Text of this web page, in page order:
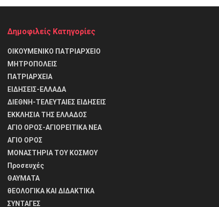
Δημοφιλείς Κατηγορίες
ΟΙΚΟΥΜΕΝΙΚΟ ΠΑΤΡΙΑΡΧΕΙΟ
ΜΗΤΡΟΠΟΛΕΙΣ
ΠΑΤΡΙΑΡΧΕΙΑ
ΕΙΔΗΣΕΙΣ-ΕΛΛΑΔΑ
ΔΙΕΘΝΗ-ΤΕΛΕΥΤΑΙΕΣ ΕΙΔΗΣΕΙΣ
ΕΚΚΛΗΣΙΑ ΤΗΣ ΕΛΛΑΔΟΣ
ΑΓΙΟ ΟΡΟΣ-ΑΓΙΟΡΕΙΤΙΚΑ ΝΕΑ
ΑΓΙΟ ΟΡΟΣ
ΜΟΝΑΣΤΗΡΙΑ ΤΟΥ ΚΟΣΜΟΥ
Προσευχές
ΘΑΥΜΑΤΑ
θΕΟΛΟΓΙΚΑ ΚΑΙ ΔΙΔΑΚΤΙΚΑ
ΣΥΝΤΑΓΕΣ